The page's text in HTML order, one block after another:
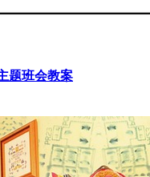
题班会教案